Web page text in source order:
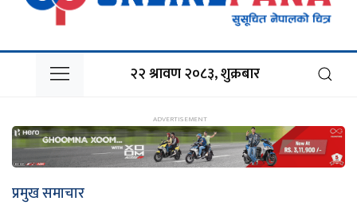
२२ श्रावण २०८३, शुक्रबार
प्रमुख समाचार